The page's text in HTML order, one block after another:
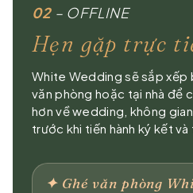
02 – OFFLINE
Hẹn gặp trực
White Wedding sẽ sắp
văn phòng hoặc tại nhà để
hơn về wedding, không
trước khi tiến hành ký kết và
✦Ghé văn phòng